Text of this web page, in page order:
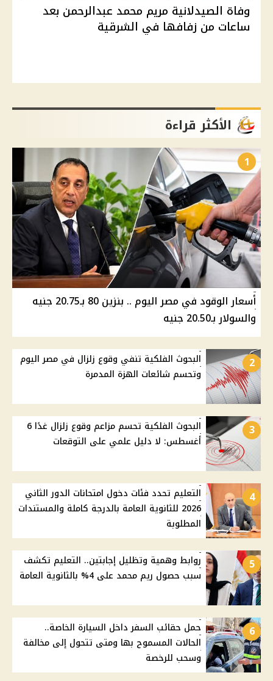
وفاة الصيدلانية مريم محمد عبدالرحمن بعد
ساعات من زفافها في الشرقية
الأكثر قراءة
1
أسعار الوقود في مصر اليوم .. بنزين 80 بـ20.75 جنيه
والسولار بـ20.50 جنيه
2
البحوث الفلكية تنفي وقوع زلزال في مصر اليوم
وتحسم شائعات الهزة المدمرة
3
البحوث الفلكية تحسم مزاعم وقوع زلزال غدًا 6
أغسطس: لا دليل علمي على التوقعات
4
التعليم تحدد فئات دخول امتحانات الدور الثاني
2026 للثانوية العامة بالدرجة كاملة والمستندات
المطلوبة
5
روابط وهمية وتظليل إجابتين.. التعليم تكشف
سبب حصول ريم محمد على 4% بالثانوية العامة
6
حمل حقائب السفر داخل السيارة الخاصة..
الحالات المسموح بها ومتى تتحول إلى مخالفة
وسحب للرخصة